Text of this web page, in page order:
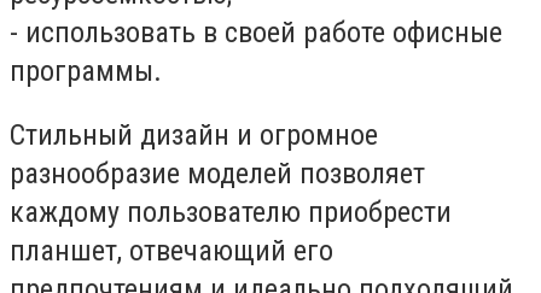
- использовать в своей работе офисные
программы.
Стильный дизайн и огромное
разнообразие моделей позволяет
каждому пользователю приобрести
планшет, отвечающий его